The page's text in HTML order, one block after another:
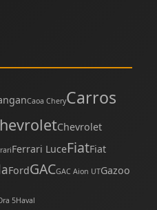
Caoa CheryCarros
Chevrolet
Ferrari LuceFiatFiat
FordGACGAC Aion UTGazoo
5Haval